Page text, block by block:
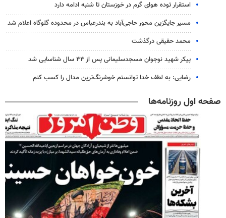
استقرار توده هوای گرم در خوزستان تا شنبه ادامه دارد
مسیر جایگزین محور حاجی‌آباد به بندرعباس در محدوده گلوگاه اعلام شد
محمد حقیقی درگذشت
پیکر شهید نوجوان مسجدسلیمانی پس از ۴۴ سال شناسایی شد
رضایی: به لطف خدا توانستم خوشرنگ‌ترین مدال را کسب کنم
صفحه اول روزنامه‌ها